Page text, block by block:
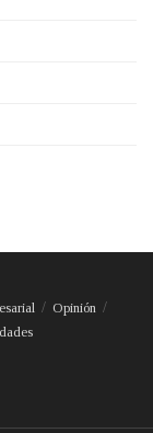
Opinión